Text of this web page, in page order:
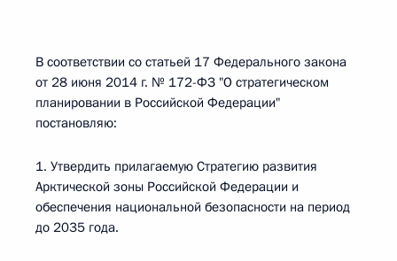
В соответствии со статьей 17 Федерального закона
от 28 июня 2014 г. № 172-ФЗ "О стратегическом
планировании в Российской Федерации"
постановляю:
1. Утвердить прилагаемую Стратегию развития
Арктической зоны Российской Федерации и
обеспечения национальной безопасности на период
до 2035 года.